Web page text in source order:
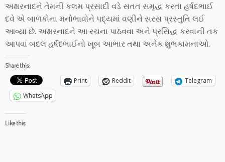
અક્ષરનાદને તેમની કલમ પ્રસાદી વડે સતત સમૃદ્ધ કરતા હર્ષદભાઈ
દવે એ બાળકોના મનોભાવોને પદ્યમાં વણીને સરસ પ્રસ્તુતિ લઈ
આવ્યા છે. અક્ષરનાદને આ રચના પાઠવવા અને પ્રસિદ્ધ કરવાની તક
આપવા બદલ હર્ષદભાઈનો ખૂબ આભાર તથા અનેક શુભકામનાઓ.
Share this:
Print Reddit
Telegram
WhatsApp
Like this: